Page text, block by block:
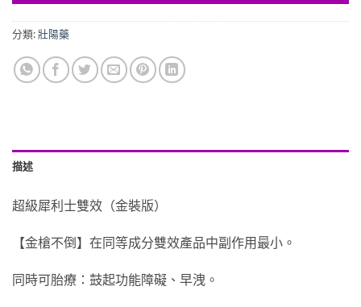
分類:壯陽藥
描述
超級犀利士雙效（金裝版）
【金槍不倒】在同等成分雙效產品中副作用最小。
同時可胎療：鼓起功能障礙、早洩。